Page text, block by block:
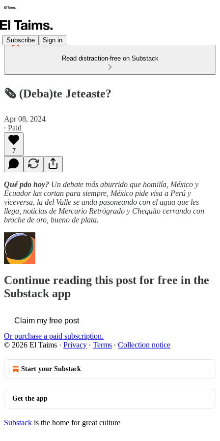
Subscribe Sign in
Read distraction-free on Substack
🗞️ (Deba)te Jeteaste?
Apr 08, 2024
∙ Paid
7
Qué pdo hoy? Un debate más aburrido que homilía, México y
Ecuador las cortan para siempre, México pide visa a Perú y
viceversa, la del Valle se anda pasoneando con el agua que les
llega, noticias de Mercurio Retrógrado y Chequito cerrando con
broche de oro, bueno de plata.
Continue reading this post for free in the
Substack app
Claim my free post
Or purchase a paid subscription.
© 2026 El Taims · Privacy ∙ Terms ∙ Collection notice
Start your Substack
Get the app
Substack is the home for great culture